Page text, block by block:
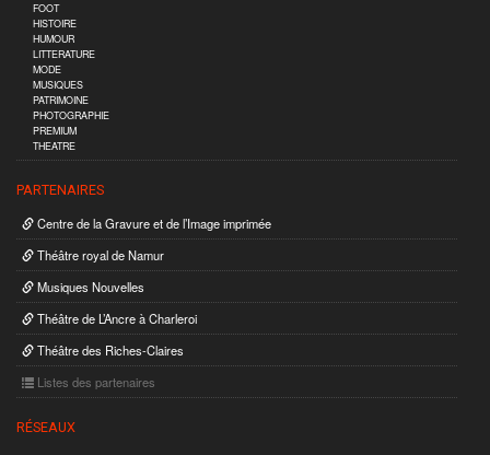
FOOT
HISTOIRE
HUMOUR
LITTERATURE
MODE
MUSIQUES
PATRIMOINE
PHOTOGRAPHIE
PREMIUM
THEATRE
PARTENAIRES
Centre de la Gravure et de l’Image imprimée
Théâtre royal de Namur
Musiques Nouvelles
Théâtre de L’Ancre à Charleroi
Théâtre des Riches-Claires
Listes des partenaires
RÉSEAUX